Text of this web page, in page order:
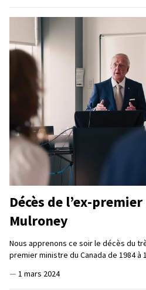
Décès de l’ex-
Mulroney
Nous apprenons ce soir le décès du
premier ministre du Canada de 1984 à
— 1 mars 2024